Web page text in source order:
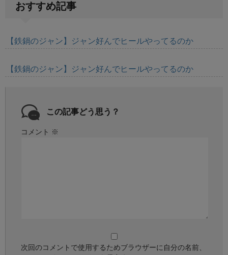
おすすめ記事
【鉄鍋のジャン】ジャン好んでヒールやってるのか
【鉄鍋のジャン】ジャン好んでヒールやってるのか
この記事どう思う？
コメント ※
次回のコメントで使用するためブラウザーに自分の名前、